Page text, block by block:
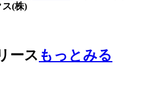
ス(株)
ース もっとみる